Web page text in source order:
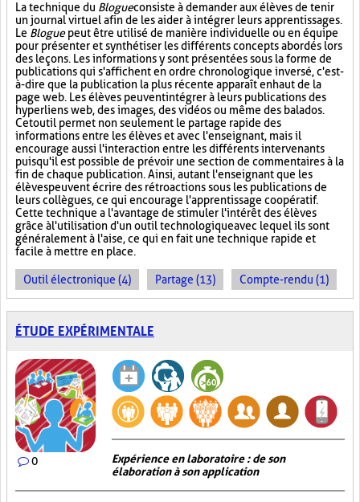
La technique du Blogueconsiste à demander aux élèves de tenir
un journal virtuel afin de les aider à intégrer leurs apprentissages.
Le Bloguepeut être utilisé de manière individuelle ou en équipe
pour présenter et synthétiser les différents concepts abordés lors
des leçons. Les informations y sont présentées sous la forme de
publications qui s'affichent en ordre chronologique inversé, c'est-
à-dire que la publication la plus récente apparaît en haut de la
page web. Les élèves peuvent intégrer à leurs publications des
hyperliens web, des images, des vidéos ou même des balados.
Cet outil permet non seulement le partage rapide des
informations entre les élèves et avec l'enseignant, mais il
encourage aussi l'interaction entre les différents intervenants
puisqu'il est possible de prévoir une section de commentaires à la
fin de chaque publication. Ainsi, autant l'enseignant que les
élèves peuvent écrire des rétroactions sous les publications de
leurs collègues, ce qui encourage l'apprentissage coopératif.
Cette technique a l'avantage de stimuler l'intérêt des élèves
grâce à l'utilisation d'un outil technologique avec lequel ils sont
généralement à l'aise, ce qui en fait une technique rapide et
facile à mettre en place.
Outil électronique (4) Partage (13) Compte-rendu (1)
ÉTUDE EXPÉRIMENTALE
0
Expérience en laboratoire : de son
élaboration à son application